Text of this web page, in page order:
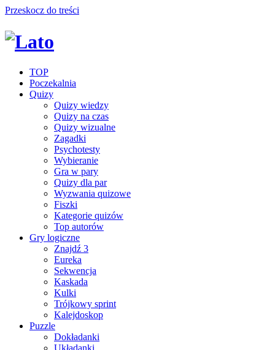
Przeskocz do treści
TOP
Poczekalnia
Quizy
Quizy wiedzy
Quizy na czas
Quizy wizualne
Zagadki
Psychotesty
Wybieranie
Gra w pary
Quizy dla par
Wyzwania quizowe
Fiszki
Kategorie quizów
Top autorów
Gry logiczne
Znajdź 3
Eureka
Sekwencja
Kaskada
Kulki
Trójkowy sprint
Kalejdoskop
Puzzle
Dokładanki
Układanki